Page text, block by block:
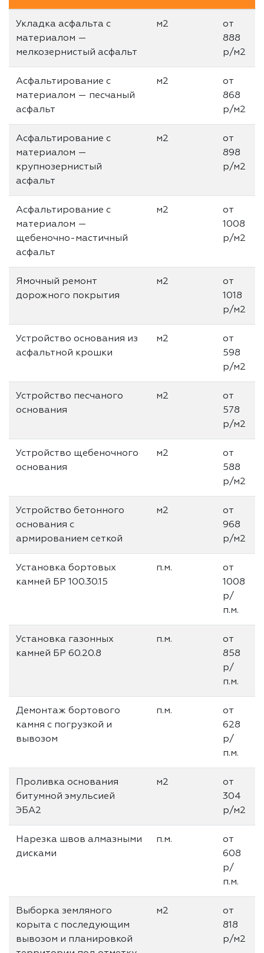
Укладка асфальта с
материалом —
мелкозернистый асфальт
м2
от
888
р/м2
Асфальтирование с
материалом — песчаный
асфальт
м2
от
868
р/м2
Асфальтирование с
материалом —
крупнозернистый
асфальт
м2
от
898
р/м2
Асфальтирование с
материалом —
щебеночно-мастичный
асфальт
м2
от
1008
р/м2
Ямочный ремонт
дорожного покрытия
м2
от
1018
р/м2
Устройство основания из
асфальтной крошки
м2
от
598
р/м2
Устройство песчаного
основания
м2
от
578
р/м2
Устройство щебеночного
основания
м2
от
588
р/м2
Устройство бетонного
основания с
армированием сеткой
м2
от
968
р/м2
Установка бортовых
камней БР 100.30.15
п.м.
от
1008
р/
п.м.
Установка газонных
камней БР 60.20.8
п.м.
от
858
р/
п.м.
Демонтаж бортового
камня с погрузкой и
вывозом
п.м.
от
628
р/
п.м.
Проливка основания
битумной эмульсией
ЭБА2
м2
от
304
р/м2
Нарезка швов алмазными
дисками
п.м.
от
608
р/
п.м.
Выборка земляного
корыта с последующим
вывозом и планировкой
м2
от
818
р/м2